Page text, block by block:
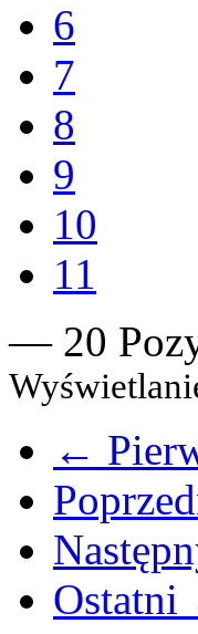
6
7
8
9
10
11
— 20
←
Ostatni